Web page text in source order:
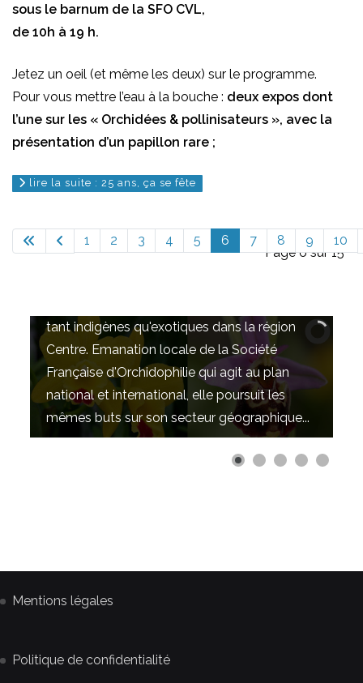
sous le barnum de la SFO CVL,
de 10h à 19 h.
Jetez un oeil (et même les deux) sur le programme.
Pour vous mettre l’eau à la bouche : deux expos dont
l’une sur les « Orchidées & pollinisateurs », avec la
présentation d’un papillon rare ;
lire la suite : 25 ans, ça se fête
Page 6 sur 15
1 2 3 4 5 6 7 8 9 10
tant indigènes qu'exotiques dans la région
Centre. Emanation locale de la Société
Française d'Orchidophilie qui agit au plan
national et international, elle poursuit les
mêmes buts sur son secteur géographique...
Mentions légales
Politique de confidentialité